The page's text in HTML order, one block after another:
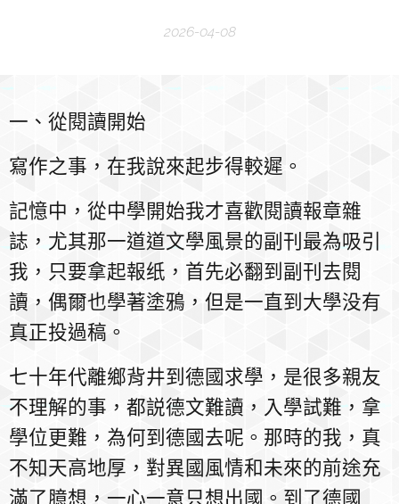
2026-04-08
一、從閱讀開始
寫作之事，在我說來起步得較遲。
記憶中，從中學開始我才喜歡閱讀報章雜
誌，尤其那一道道文學風景的副刊最為吸引
我，只要拿起報纸，首先必翻到副刊去閱
讀，偶爾也學著塗鴉，但是一直到大學没有
真正投過稿。
七十年代離鄉背井到德國求學，是很多親友
不理解的事，都説德文難讀，入學試難，拿
學位更難，為何到德國去呢。那時的我，真
不知天高地厚，對異國風情和未來的前途充
滿了臆想，一心一意只想出國。到了德國